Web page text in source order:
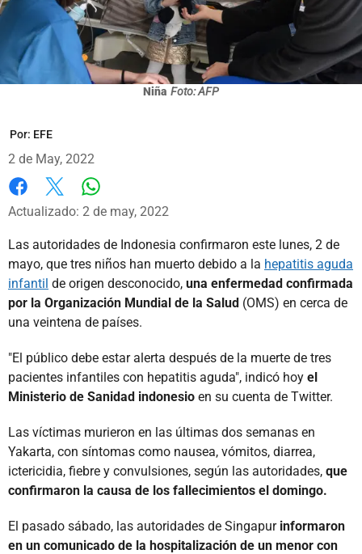
Niña Foto: AFP
Por: EFE
2 de May, 2022
Facebook
X
Actualizado: 2 de may, 2022
Las autoridades de Indonesia confirmaron este lunes, 2 de
mayo, que tres niños han muerto debido a la hepatitis aguda
infantil de origen desconocido, una enfermedad confirmada
por la Organización Mundial de la Salud (OMS) en cerca de
una veintena de países.
"El público debe estar alerta después de la muerte de tres
pacientes infantiles con hepatitis aguda", indicó hoy el
Ministerio de Sanidad indonesio en su cuenta de Twitter.
Las víctimas murieron en las últimas dos semanas en
Yakarta, con síntomas como nausea, vómitos, diarrea,
ictericidia, fiebre y convulsiones, según las autoridades, que
confirmaron la causa de los fallecimientos el domingo.
El pasado sábado, las autoridades de Singapurinformaron
en un comunicado de la hospitalización de un menor con